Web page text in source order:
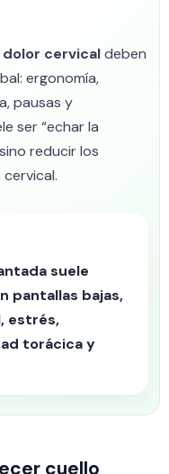
cervicaldeben
ergonomía,
pausas y
ser “echar la
reducir los
suele
pantallas bajas,
estrés,
torácica y
cuello